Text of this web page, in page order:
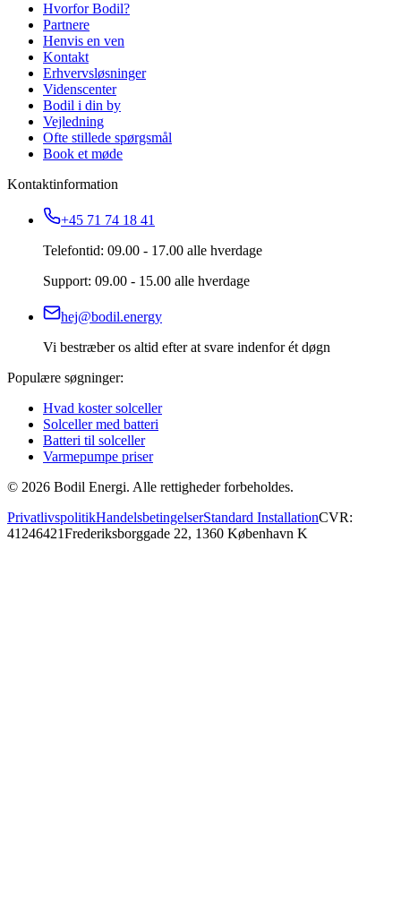
Hvorfor Bodil?
Partnere
Henvis en ven
Kontakt
Erhvervsløsninger
Videnscenter
Bodil i din by
Vejledning
Ofte stillede spørgsmål
Book et møde
Kontaktinformation
+45 71 74 18 41
Telefontid: 09.00 - 17.00 alle hverdage
Support: 09.00 - 15.00 alle hverdage
hej@bodil.energy
Vi bestræber os altid efter at svare indenfor ét døgn
Populære søgninger:
Hvad koster solceller
Solceller med batteri
Batteri til solceller
Varmepumpe priser
© 2026 Bodil Energi. Alle rettigheder forbeholdes.
PrivatlivspolitikHandelsbetingelserStandard InstallationCVR:
41246421Frederiksborggade 22, 1360 København K